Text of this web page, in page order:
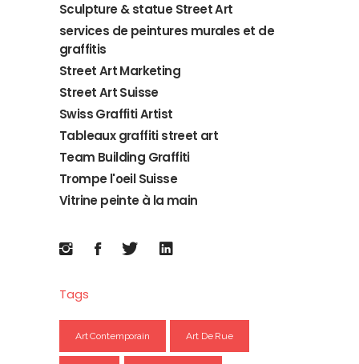
Sculpture & statue Street Art
services de peintures murales et de
graffitis
Street Art Marketing
Street Art Suisse
Swiss Graffiti Artist
Tableaux graffiti street art
Team Building Graffiti
Trompe l'oeil Suisse
Vitrine peinte à la main
Tags
Art Contemporain Art De Rue